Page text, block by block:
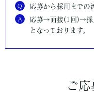
Q 応募から採用までの
A
応募→面接(1回)→採
となっております。